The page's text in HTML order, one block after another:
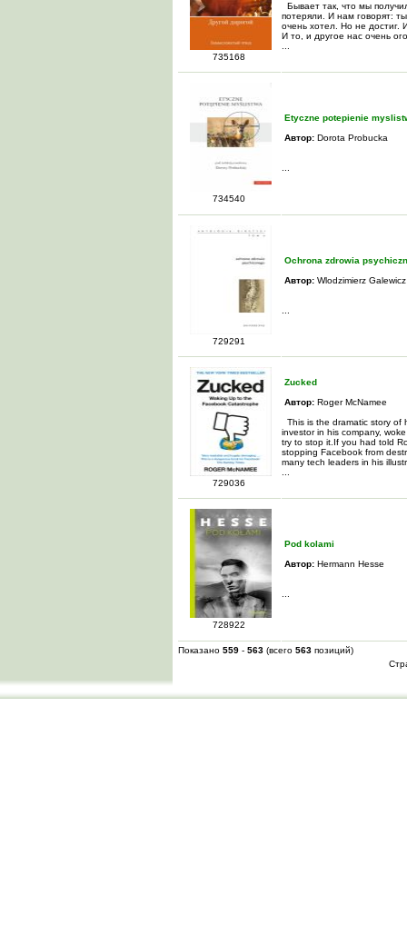
735168
Бывает так, что мы
потеряли. И нам говорят:
очень хотел. Но не достиг.
И то, и другое нас очень
734540
Etyczne potepienie
Автор: Dorota Probucka
729291
Ochrona zdrowia
Автор: Wlodzimierz Galewicz
729036
Zucked
Автор: Roger McNamee
This is the dramatic story of
investor in his company,
try to stop it.If you had told
stopping Facebook from
many tech leaders in his
728922
Pod kolami
Автор: Hermann Hesse
Показано 559 - 563 (всего 563 позиций)